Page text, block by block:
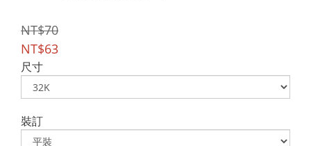
NT$70
NT$63
尺寸
裝訂